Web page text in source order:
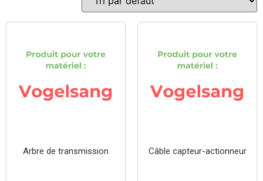
Arbre de transmission Câble capteur-actionneur